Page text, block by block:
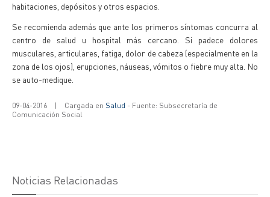
habitaciones, depósitos y otros espacios.
Se recomienda además que ante los primeros síntomas concurra al
centro de salud u hospital más cercano. Si padece dolores
musculares, articulares, fatiga, dolor de cabeza (especialmente en la
zona de los ojos), erupciones, náuseas, vómitos o fiebre muy alta. No
se auto-medique.
09-04-2016 | Cargada en Salud - Fuente: Subsecretaría de
Comunicación Social
Noticias Relacionadas